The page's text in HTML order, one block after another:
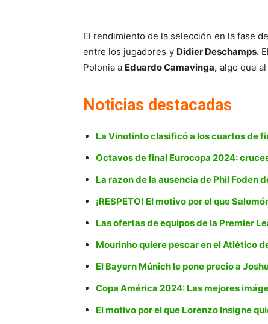
El rendimiento de la selección en la fase
entre los jugadores y Didier Deschamps.
Polonia a Eduardo Camavinga, algo que
Noticias destacadas
La Vinotinto clasificó a los cuartos de
Octavos de final Eurocopa 2024:
La razon de la ausencia de Phil Foden
¡RESPETO! El motivo por el que
Las ofertas de equipos de la Premier
Mourinho quiere pescar en el Atlético
El Bayern Múnich le pone precio a
Copa América 2024: Las mejores
El motivo por el que Lorenzo Insigne